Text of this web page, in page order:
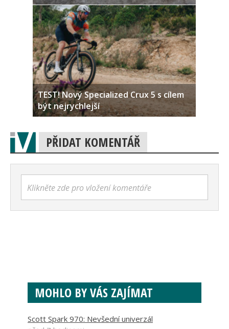
TEST! Nový Specialized Crux 5 s cílem
být nejrychlejší
PŘIDAT KOMENTÁŘ
Klikněte zde pro vložení komentáře
MOHLO BY VÁS ZAJÍMAT
Scott Spark 970: Nevšední univerzál